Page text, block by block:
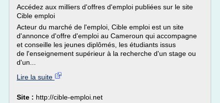
Accédez aux milliers d'offres d'emploi publiées sur le site
Cible emploi
Acteur du marché de l'emploi, Cible emploi est un site
d'annonce d'offre d'emploi au Cameroun qui accompagne
et conseille les jeunes diplômés, les étudiants issus
de l'enseignement supérieur à la recherche d'un stage ou
d'un...
Lire la suite
Site : http://cible-emploi.net